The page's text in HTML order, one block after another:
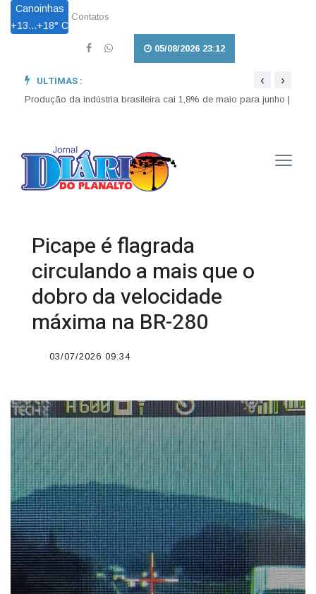
Canoinhas
+13...+18° C
Contatos
05/08/2026 23:12
ULTIMAS :
Região Sul tem previsão de chuva e granizo para esta terça-
‹ ›
Picape é flagrada
circulando a mais que o
dobro da velocidade
máxima na BR-280
03/07/2026 09:34
';